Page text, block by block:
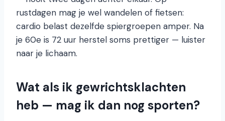
rustdagen mag je wel wandelen of fietsen:
cardio belast dezelfde spiergroepen amper. Na
je 60e is 72 uur herstel soms prettiger — luister
naar je lichaam.
Wat als ik gewrichtsklachten
heb — mag ik dan nog sporten?